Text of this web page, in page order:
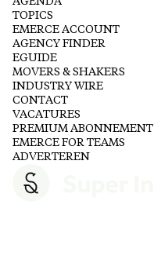
TOPICS
EMERCE ACCOUNT
AGENCY FINDER
EGUIDE
MOVERS & SHAKERS
INDUSTRY WIRE
CONTACT
VACATURES
PREMIUM ABONNEMENT
EMERCE FOR TEAMS
ADVERTEREN